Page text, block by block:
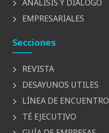
ANÁLISIS Y DIÁLOGO
EMPRESARIALES
Secciones
REVISTA
DESAYUNOS UTILES
LÍNEA DE ENCUENTRO
TÉ EJECUTIVO